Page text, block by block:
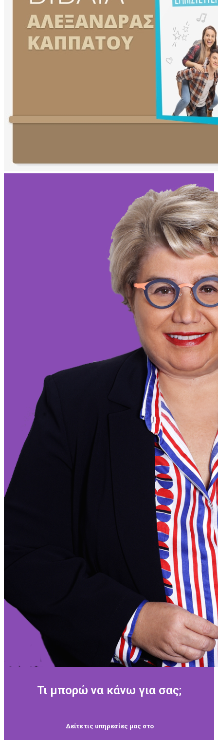
Τι μπορώ να κάνω για σας;
Δείτε τις υπηρεσίες μας στο